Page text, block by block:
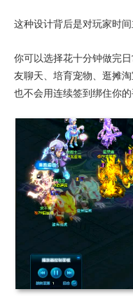
这种设计背后是对玩家时间
你可以选择花十分钟做完
友聊天、培育宠物、逛摊淘
也不会用连续签到绑住你的